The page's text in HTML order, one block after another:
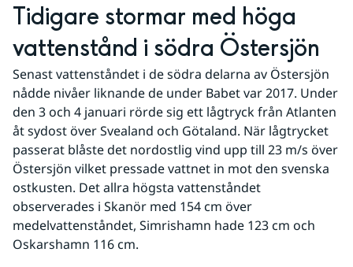
Tidigare stormar med höga
vattenstånd i södra Östersjön
Senast vattenståndet i de södra delarna av Östersjön
nådde nivåer liknande de under Babet var 2017. Under
den 3 och 4 januari rörde sig ett lågtryck från Atlanten
åt sydost över Svealand och Götaland. När lågtrycket
passerat blåste det nordostlig vind upp till 23 m/s över
Östersjön vilket pressade vattnet in mot den svenska
ostkusten. Det allra högsta vattenståndet
observerades i Skanör med 154 cm över
medelvattenståndet, Simrishamn hade 123 cm och
Oskarshamn 116 cm.